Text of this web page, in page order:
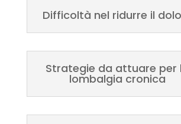
Difficoltà nel ridurre il
Strategie da attuare per
lombalgia cronica